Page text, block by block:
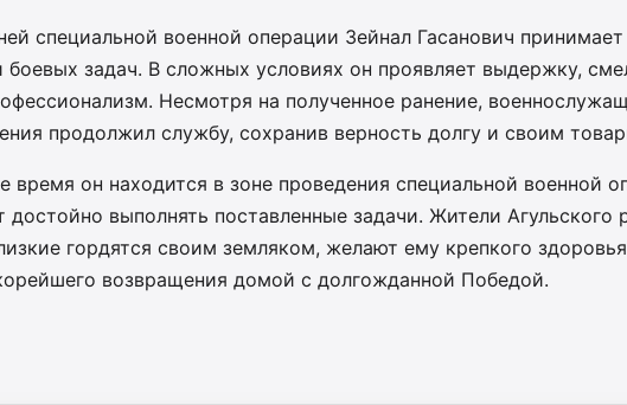
специальной военной операции Зейнал Гасанович принимает
боевых задач. В сложных условиях он проявляет выдержку,
Несмотря на полученное ранение,
продолжил службу, сохранив верность долгу и своим
время он находится в зоне проведения специальной военной
достойно выполнять поставленные задачи. Жители Агульского
гордятся своим земляком, желают ему крепкого
возвращения домой с долгожданной Победой.